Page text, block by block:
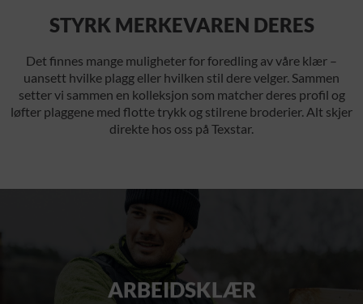
STYRK MERKEVAREN DERES
Det finnes mange muligheter for foredling av våre klær –
uansett hvilke plagg eller hvilken stil dere velger. Sammen
setter vi sammen en kolleksjon som matcher deres profil og
løfter plaggene med flotte trykk og stilrene broderier. Alt skjer
direkte hos oss på Texstar.
ARBEIDSKLÆR